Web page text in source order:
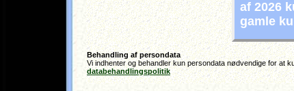
af 2026
gamle
Behandling af persondata
Vi indhenter og behandler kun persondata nødvendige for at
databehandlingspolitik